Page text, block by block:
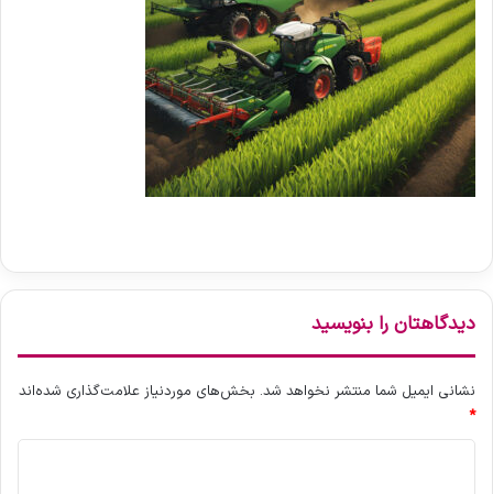
دیدگاهتان را بنویسید
نشانی ایمیل شما منتشر نخواهد شد. بخش‌های موردنیاز علامت‌گذاری شده‌اند
*